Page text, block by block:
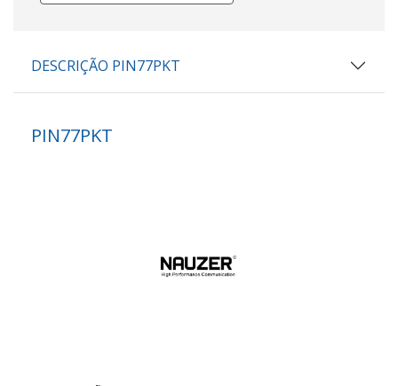
DESCRIÇÃO PIN77PKT
PIN77PKT